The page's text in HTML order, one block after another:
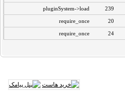
239
pluginSystem->load
20
require_once
24
require_once